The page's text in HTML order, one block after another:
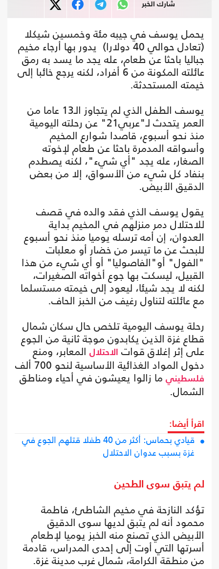
شارك الخبر
يحمل يوسف في جيبه مئة وخمسين شيكلا
(تعادل حوالي 40 دولارا) يدور بها أرجاء مخيم
جباليا باحثا عن طعام، عله يجد ما يسد به رمق
عائلته المكونة من 6 أفراد، لكنه يرجع خائبا إلى
خيمته المستحدثة.
يوسف الطفل الذي لم يتجاوز الـ13 عاما من
العمر يتحدث لـ"عربي21" عن رحلته اليومية
منذ نحو أسبوع، قاصدا شوارع المخيم
وأسواقه المدمرة باحثا عن طعام لإخوته
الصغار، عله يجد "أي شيء"، لكنه يصطدم
بنفاد كل شيء من الأسواق، إلا من بعض
الدقيق الأبيض.
يقول يوسف الذي فقد والده في قصف
للاحتلال دمر منزلهم في المخيم بداية
العدوان، إن أمه ترسله يوميا منذ نحو أسبوع
للبحث عن ما تيسر من خضار أو معلبات
"الفول" أو"الفاصوليا" أو أي شيء من هذا
القبيل، ليسكت بها جوع أخواته الصغيرات،
لكنه لا يجد شيئا، ليعود إلى خيمته مستسلما
مع عائلته لتناول رغيف من الخبز الحاف.
رحلة يوسف اليومية تلخص حال سكان شمال
قطاع غزة الذين يكابدون موجة ثانية من الجوع
على إثر إغلاق قوات الاحتلال المعابر، ومنع
دخول المواد الغذائية الأساسية لنحو 700 ألف
فلسطيني ما زالوا يعيشون في أحياء ومناطق
الشمال.
اقرأ أيضا:
قيادي بحماس: أكثر من 40 طفلا قتلهم الجوع في
غزة بسبب عدوان الاحتلال
لم يتبق سوى الطحين
تؤكد النازحة في مخيم الشاطئ، فاطمة
محمود أنه لم يتبق لديها سوى الدقيق
الأبيض الذي تصنع منه الخبز يوميا لإطعام
أسرتها التي أوت إلى إحدى المدراس، قادمة
من منطقة الكرامة، شمال غرب مدينة غزة.